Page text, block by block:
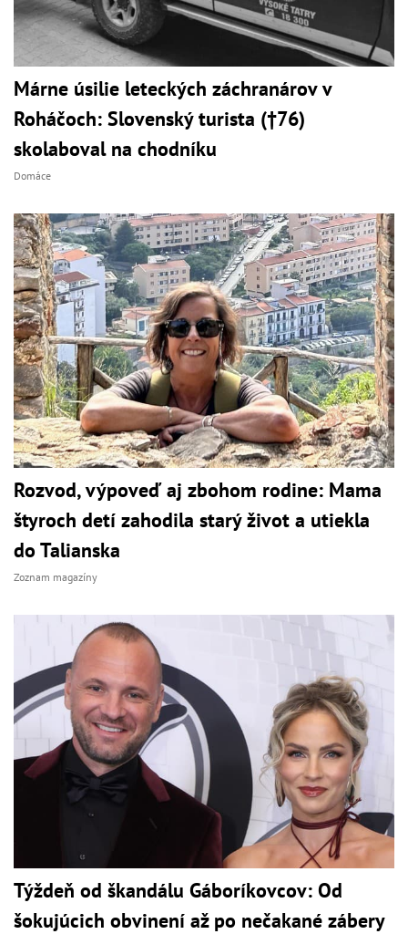
Márne úsilie leteckých záchranárov v
Roháčoch: Slovenský turista (†76)
skolaboval na chodníku
Domáce
Rozvod, výpoveď aj zbohom rodine: Mama
štyroch detí zahodila starý život a utiekla
do Talianska
Zoznam magazíny
Týždeň od škandálu Gáboríkovcov: Od
šokujúcich obvinení až po nečakané zábery